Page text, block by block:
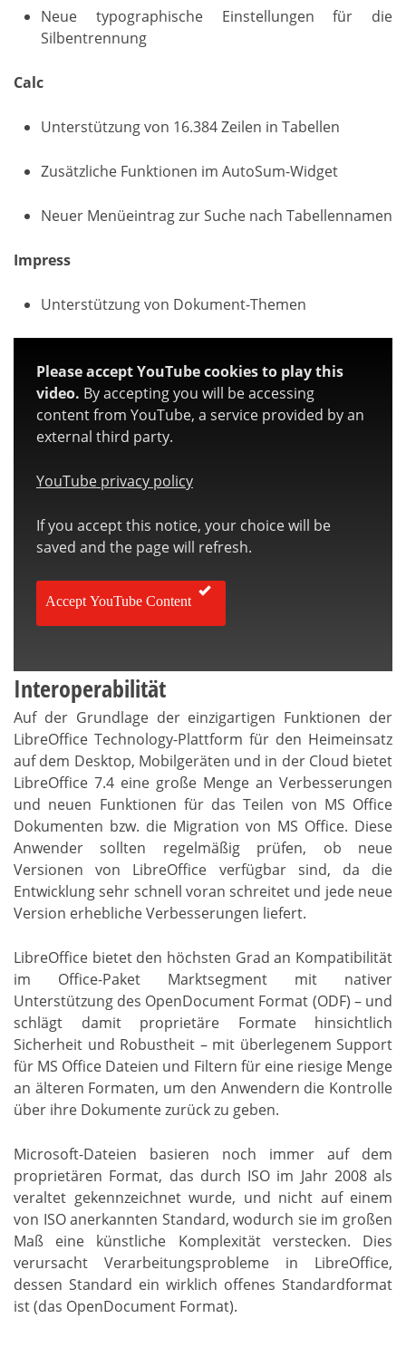
Neue typographische Einstellungen für die
Silbentrennung
Calc
Unterstützung von 16.384 Zeilen in Tabellen
Zusätzliche Funktionen im AutoSum-Widget
Neuer Menüeintrag zur Suche nach Tabellennamen
Impress
Unterstützung von Dokument-Themen
Please accept YouTube cookies to play this
video. By accepting you will be accessing
content from YouTube, a service provided by an
external third party.
YouTube privacy policy
If you accept this notice, your choice will be
saved and the page will refresh.
Accept YouTube Content
Interoperabilität
Auf der Grundlage der einzigartigen Funktionen der
LibreOffice Technology-Plattform für den Heimeinsatz
auf dem Desktop, Mobilgeräten und in der Cloud bietet
LibreOffice 7.4 eine große Menge an Verbesserungen
und neuen Funktionen für das Teilen von MS Office
Dokumenten bzw. die Migration von MS Office. Diese
Anwender sollten regelmäßig prüfen, ob neue
Versionen von LibreOffice verfügbar sind, da die
Entwicklung sehr schnell voran schreitet und jede neue
Version erhebliche Verbesserungen liefert.
LibreOffice bietet den höchsten Grad an Kompatibilität
im Office-Paket Marktsegment mit nativer
Unterstützung des OpenDocument Format (ODF) – und
schlägt damit proprietäre Formate hinsichtlich
Sicherheit und Robustheit – mit überlegenem Support
für MS Office Dateien und Filtern für eine riesige Menge
an älteren Formaten, um den Anwendern die Kontrolle
über ihre Dokumente zurück zu geben.
Microsoft-Dateien basieren noch immer auf dem
proprietären Format, das durch ISO im Jahr 2008 als
veraltet gekennzeichnet wurde, und nicht auf einem
von ISO anerkannten Standard, wodurch sie im großen
Maß eine künstliche Komplexität verstecken. Dies
verursacht Verarbeitungsprobleme in LibreOffice,
dessen Standard ein wirklich offenes Standardformat
ist (das OpenDocument Format).